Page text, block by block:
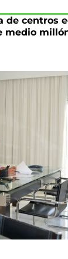
de centros
medio